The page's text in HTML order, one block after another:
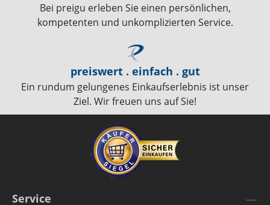
Bei preigu erleben Sie einen persönlichen,
kompetenten und unkomplizierten Service.
preiswert . einfach . gut
Ein rundum gelungenes Einkaufserlebnis ist unser
Ziel. Wir freuen uns auf Sie!
Service